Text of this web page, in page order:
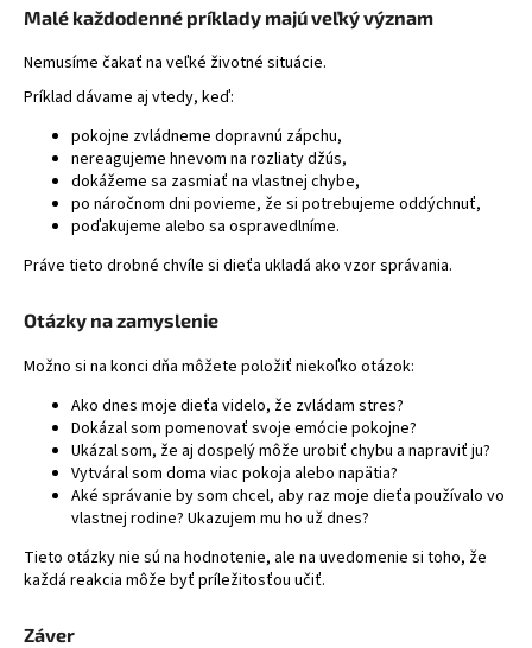
Malé každodenné príklady majú veľký význam
Nemusíme čakať na veľké životné situácie.
Príklad dávame aj vtedy, keď:
pokojne zvládneme dopravnú zápchu,
nereagujeme hnevom na rozliaty džús,
dokážeme sa zasmiať na vlastnej chybe,
po náročnom dni povieme, že si potrebujeme oddýchnuť,
poďakujeme alebo sa ospravedlníme.
Práve tieto drobné chvíle si dieťa ukladá ako vzor správania.
Otázky na zamyslenie
Možno si na konci dňa môžete položiť niekoľko otázok:
Ako dnes moje dieťa videlo, že zvládam stres?
Dokázal som pomenovať svoje emócie pokojne?
Ukázal som, že aj dospelý môže urobiť chybu a napraviť ju?
Vytváral som doma viac pokoja alebo napätia?
Aké správanie by som chcel, aby raz moje dieťa používalo vo
vlastnej rodine? Ukazujem mu ho už dnes?
Tieto otázky nie sú na hodnotenie, ale na uvedomenie si toho, že
každá reakcia môže byť príležitosťou učiť.
Záver